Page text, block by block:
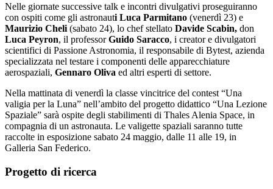
Nelle giornate successive talk e incontri divulgativi proseguiranno
con ospiti come gli astronauti Luca Parmitano (venerdì 23) e
Maurizio Cheli (sabato 24), lo chef stellato Davide Scabin, don
Luca Peyron, il professorGuido Saracco, i creator e divulgatori
scientifici di Passione Astronomia, il responsabile di Bytest, azienda
specializzata nel testare i componenti delle apparecchiature
aerospaziali, Gennaro Oliva ed altri esperti di settore.
Nella mattinata di venerdì la classe vincitrice del contest “Una
valigia per la Luna” nell’ambito del progetto didattico “Una Lezione
Spaziale” sarà ospite degli stabilimenti di Thales Alenia Space, in
compagnia di un astronauta. Le valigette spaziali saranno tutte
raccolte in esposizione sabato 24 maggio, dalle 11 alle 19, in
Galleria San Federico.
Progetto di ricerca